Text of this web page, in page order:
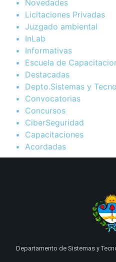
Novedades
Licitaciones Privadas
Juzgado ambiental
InLab
Informativas
Escuela de
Destacadas
Depto.Sistemas y
Convocatorias
Concursos
CiberSeguridad
Capacitaciones
Acordadas
Departamento de Sistemas y